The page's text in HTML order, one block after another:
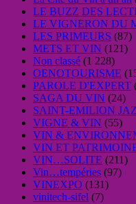
LE BUZZ DES
LE VIGNERON DU
LES PRIMEURS (87)
METS ET VIN (121)
Non classé (1 228)
OENOTOURISME
PAROLE D'EXPERT
SAGA DU VIN (24)
SAINT-EMILION
VIGNE & VIN (55)
VIN &
VIN ET
VIN…SOLITE (211)
Vin…tempéries (97)
VINEXPO (131)
vinitech-sifel (7)